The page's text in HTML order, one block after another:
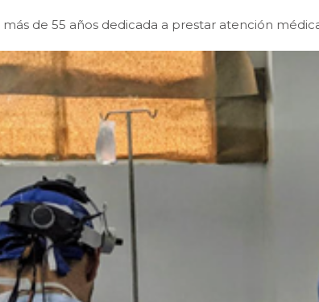
de 55 años dedicada a prestar atención